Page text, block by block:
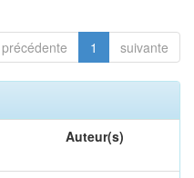
précédente 1 suivante
Auteur(s)